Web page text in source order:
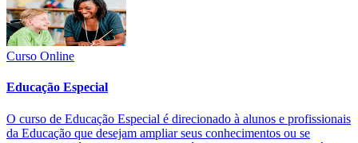
Curso Online
Educação Especial
O curso de Educação Especial é direcionado à alunos e profissionais
da Educação que desejam ampliar seus conhecimentos ou se